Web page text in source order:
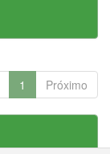
1 Próximo